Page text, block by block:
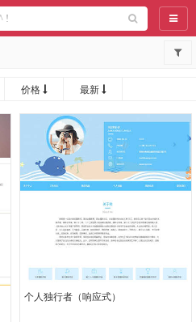
导航
价格 最新
个人独行者（响应式）